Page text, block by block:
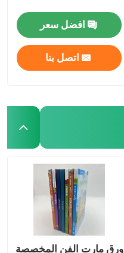
افضل سعر
اتصل بنا
ورق مارت الفن المخصصة